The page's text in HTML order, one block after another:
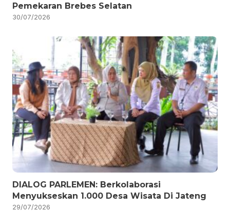
Pemekaran Brebes Selatan
30/07/2026
DIALOG PARLEMEN: Berkolaborasi
Menyukseskan 1.000 Desa Wisata Di Jateng
29/07/2026